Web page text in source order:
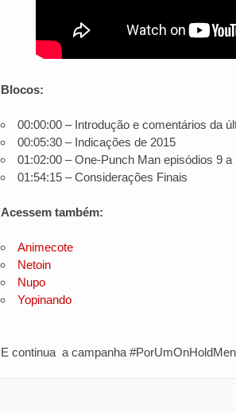
Blocos:
00:00:00 – Introdução e comentários da
00:05:30 – Indicações de 2015
01:02:00 – One-Punch Man episódios 9 a
01:54:15 – Considerações Finais
Acessem também:
Animecote
Netoin
Nupo
Yopinando
E continua a campanha